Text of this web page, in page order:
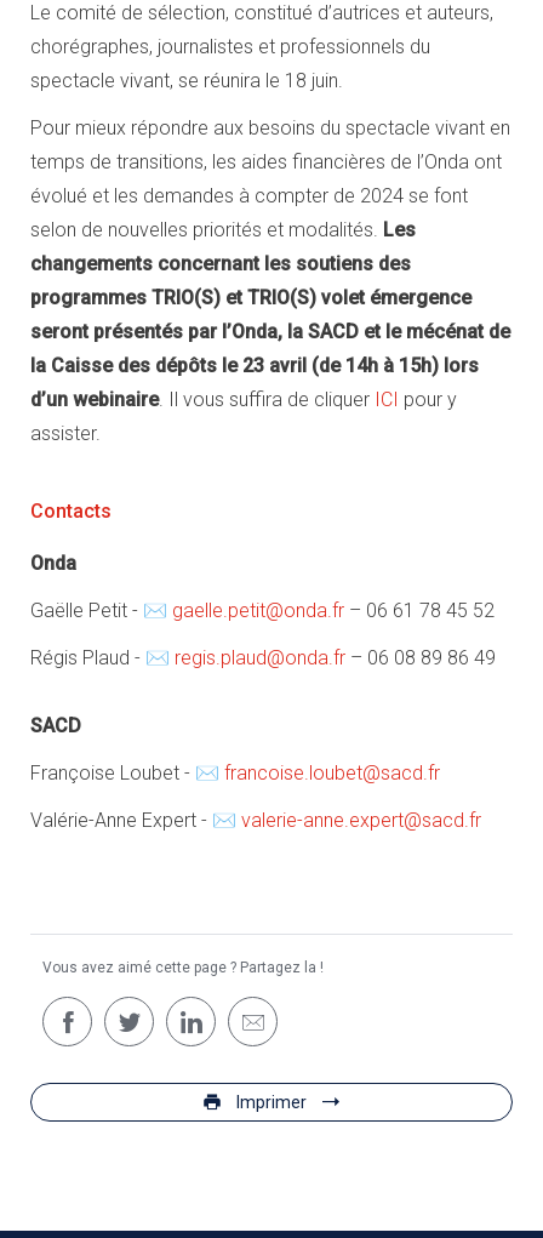
Le comité de sélection, constitué d’autrices et auteurs,
chorégraphes, journalistes et professionnels du
spectacle vivant, se réunira le 18 juin.
Pour mieux répondre aux besoins du spectacle vivant en
temps de transitions, les aides financières de l’Onda ont
évolué et les demandes à compter de 2024 se font
selon de nouvelles priorités et modalités. Les
changements concernant les soutiens des
programmes TRIO(S) et TRIO(S) volet émergence
seront présentés par l’Onda, la SACD et le mécénat de
la Caisse des dépôts le 23 avril (de 14h à 15h) lors
d’un webinaire. Il vous suffira de cliquer ICI pour y
assister.
Contacts
Onda
Gaëlle Petit - ✉ gaelle.petit@onda.fr – 06 61 78 45 52
Régis Plaud - ✉ regis.plaud@onda.fr – 06 08 89 86 49
SACD
Françoise Loubet - ✉ francoise.loubet@sacd.fr
Valérie-Anne Expert - ✉ valerie-anne.expert@sacd.fr
Vous avez aimé cette page ? Partagez la !
Imprimer